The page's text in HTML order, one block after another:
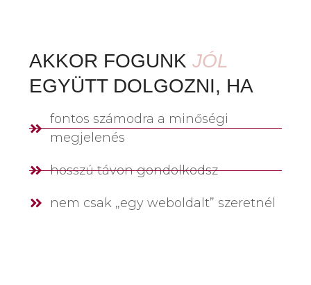
AKKOR FOGUNKJÓL
EGYÜTT DOLGOZNI, HA
fontos számodra a minőségi
megjelenés
hosszú távon gondolkodsz
nem csak „egy weboldalt” szeretnél